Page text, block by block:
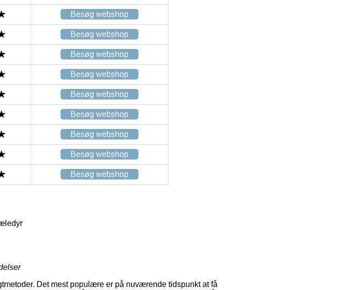
Besøg webshop
Besøg webshop
Besøg webshop
Besøg webshop
Besøg webshop
Besøg webshop
Besøg webshop
Besøg webshop
Besøg webshop
Det mest populære er på nuværende tidspunkt at få